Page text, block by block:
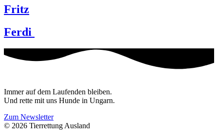
Fritz
Ferdi
Immer auf dem Laufenden bleiben.
Und rette mit uns Hunde in Ungarn.
Zum Newsletter
© 2026 Tierrettung Ausland